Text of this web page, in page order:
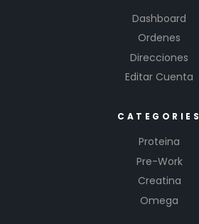
Dashboard
Ordenes
Direcciones
Editar Cuenta
CATEGORIES
Proteina
Pre-Work
Creatina
Omega